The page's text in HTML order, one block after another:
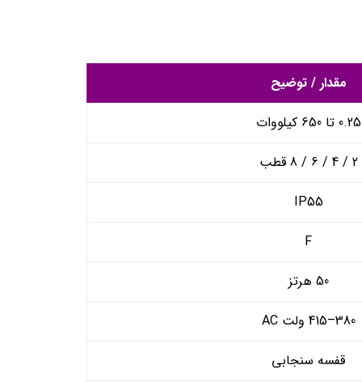
مقدار / توضیح
0.25 تا 650 کیلووات
2 / 4 / 6 / 8 قطب
IP55
F
50 هرتز
380–415 ولت AC
قفسه سنجابی